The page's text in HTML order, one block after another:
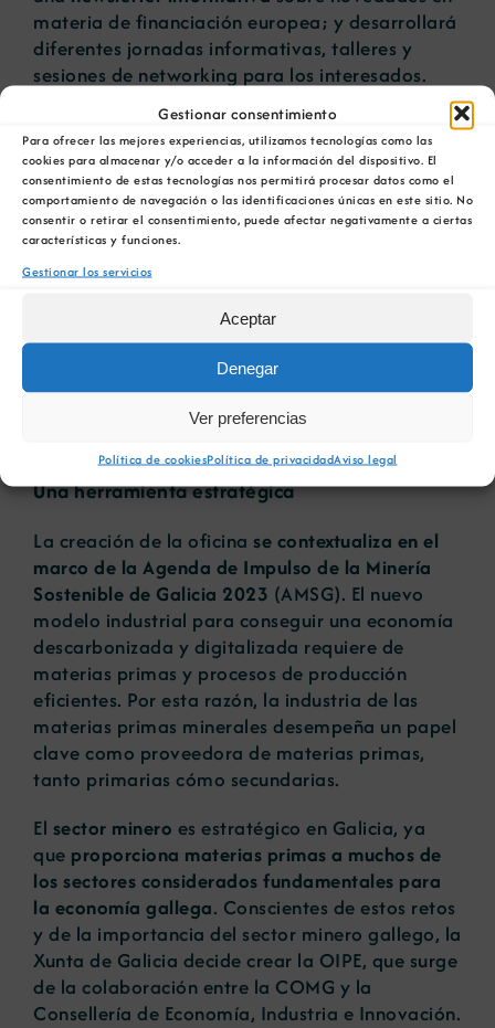
Gestionar consentimiento
Para ofrecer las mejores experiencias, utilizamos tecnologías como las
cookies para almacenar y/o acceder a la información del dispositivo. El
consentimiento de estas tecnologías nos permitirá procesar datos como el
comportamiento de navegación o las identificaciones únicas en este sitio. No
consentir o retirar el consentimiento, puede afectar negativamente a ciertas
características y funciones.
Gestionar los servicios
Aceptar
Denegar
Ver preferencias
Política de cookiesPolítica de privacidadAviso legal
materia de financiación europea; y desarrollará
diferentes jornadas informativas, talleres y
sesiones de networking para los interesados.
Durante la jornada de presentación también
han intervenido Sara López Campoamor,
miembro del departamento técnico da COMG,
que ha ofrecido más detalles sobre la OIPE;
Jordi Delgado Martín, catedrático de Ingeniería
del Terreno del Grupo de investigación
Ingeniería del Agua y del Medio Ambiente de la
Universidade da Coruña; que ha analizado
diferentes instrumentos de financiación europea
y casos de éxito; y Pablo Fernández Vila, director
Xeral de Planificación Enerxética e Recursos
Naturais, que ha sido el encargado de cerrar la
Una herramienta estratégica
La creación de la oficina se contextualiza en el
marco de la Agenda de Impulso de la Minería
Sostenible de Galicia 2023 (AMSG). El nuevo
modelo industrial para conseguir una economía
descarbonizada y digitalizada requiere de
materias primas y procesos de producción
eficientes. Por esta razón, la industria de las
materias primas minerales desempeña un papel
clave como proveedora de materias primas,
tanto primarias cómo secundarias.
El sector minero es estratégico en Galicia, ya
que proporciona materias primas a muchos de
los sectores considerados fundamentales para
la economía gallega. Conscientes de estos retos
y de la importancia del sector minero gallego, la
Xunta de Galicia decide crear la OIPE, que surge
de la colaboración entre la COMG y la
Consellería de Economía, Industria e Innovación.